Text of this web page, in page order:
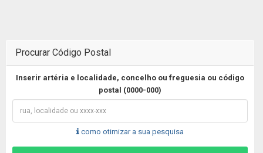
Procurar Código Postal
Inserir artéria e localidade, concelho ou freguesia ou código
postal (0000-000)
como otimizar a sua pesquisa